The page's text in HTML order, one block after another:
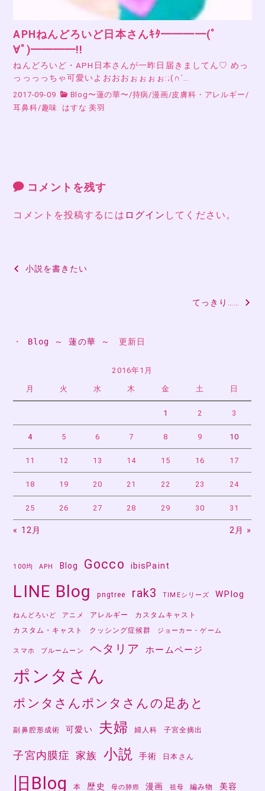
APHねんどろいど日本さんｷﾀ━━━━(ﾟ
∀ﾟ)━━━━!!
ねんどろいど・APH日本さんが一昨日届きましてん♡ めっ
っっっっちゃ可愛いよおおおぉぉぉぉ:;(∩´…
2017-09-09 Blog〜蓮の華〜 /持病 /漫画/皮膚科・アレルギー /
耳鼻科/趣味 はすな 美羽
コメントを残す
コメントを投稿するには ログイン してください。
投
小説を書きたい
てっきり……
・ Blog ～ 蓮の華 ～ 更新日
2016年1月
月 火 水 木 金 土 日
1 2 3
4 5 6 7 8 9 10
11 12 13 14 15 16 17
18 19 20 21 22 23 24
25 26 27 28 29 30 31
« 12月 2月 »
100均 APH Blog Gocco ibisPaint
LINE Blog pngtree rak3 TIMEシリーズ WPlog
ねんどろいど アニメ アレルギー
カスタムキャスト
カスタム・キャスト
クッシング症候群 ジョーカー・ゲーム
スマホ ブルームーン ヘタリア ホームページ
ポンタさん
ポンタさんポンタさんの足あと
副鼻腔形成術 可愛い 夫婦 婦人科 子宮全摘出
子宮内膜症 家族 小説 手術 日本さん
旧Blog 本 歴史 母の肺癌 漫画 祖母 編み物 美容